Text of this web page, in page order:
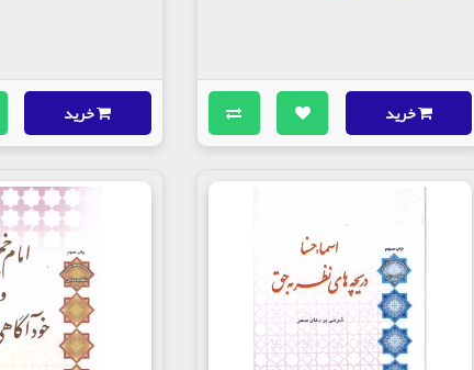
خرید خرید